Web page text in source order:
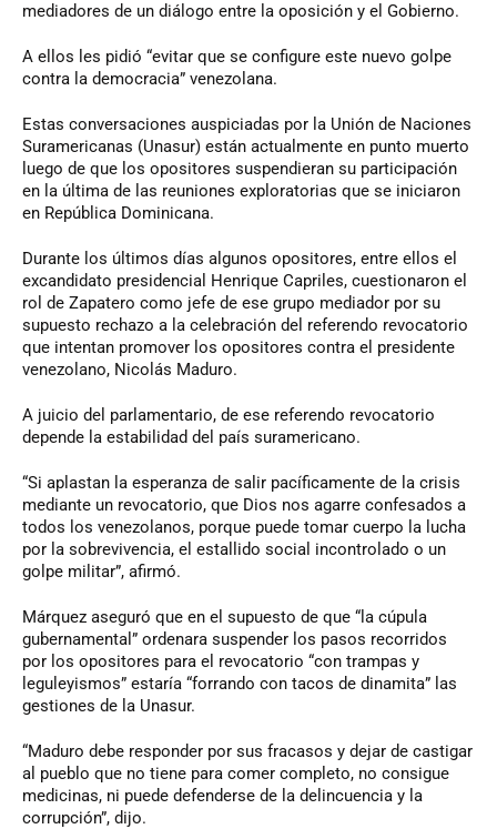
mediadores de un diálogo entre la oposición y el Gobierno.
A ellos les pidió “evitar que se configure este nuevo golpe
contra la democracia” venezolana.
Estas conversaciones auspiciadas por la Unión de Naciones
Suramericanas (Unasur) están actualmente en punto muerto
luego de que los opositores suspendieran su participación
en la última de las reuniones exploratorias que se iniciaron
en República Dominicana.
Durante los últimos días algunos opositores, entre ellos el
excandidato presidencial Henrique Capriles, cuestionaron el
rol de Zapatero como jefe de ese grupo mediador por su
supuesto rechazo a la celebración del referendo revocatorio
que intentan promover los opositores contra el presidente
venezolano, Nicolás Maduro.
A juicio del parlamentario, de ese referendo revocatorio
depende la estabilidad del país suramericano.
“Si aplastan la esperanza de salir pacíficamente de la crisis
mediante un revocatorio, que Dios nos agarre confesados a
todos los venezolanos, porque puede tomar cuerpo la lucha
por la sobrevivencia, el estallido social incontrolado o un
golpe militar”, afirmó.
Márquez aseguró que en el supuesto de que “la cúpula
gubernamental” ordenara suspender los pasos recorridos
por los opositores para el revocatorio “con trampas y
leguleyismos” estaría “forrando con tacos de dinamita” las
gestiones de la Unasur.
“Maduro debe responder por sus fracasos y dejar de castigar
al pueblo que no tiene para comer completo, no consigue
medicinas, ni puede defenderse de la delincuencia y la
corrupción”, dijo.